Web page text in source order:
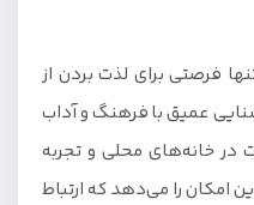
فرصتی برای لذت بردن از
عمیق با فرهنگ و آداب
در خانه‌های محلی و تجربه
امکان را می‌دهد که ارتباط